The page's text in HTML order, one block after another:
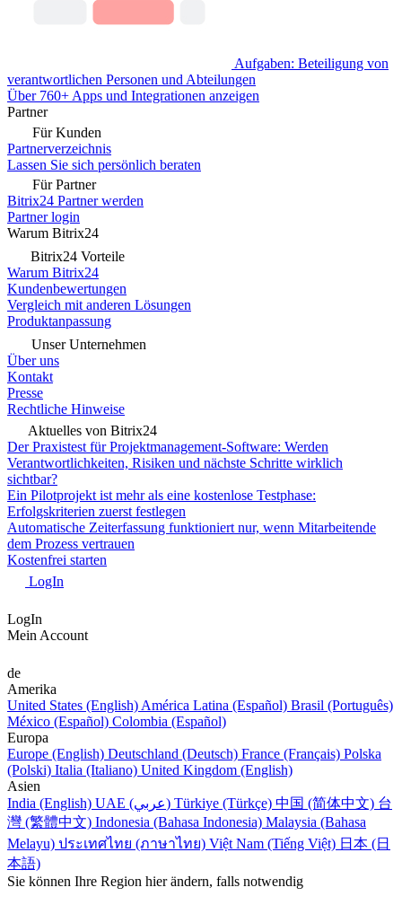
Aufgaben: Beteiligung von
verantwortlichen Personen und Abteilungen
Über 760+ Apps und Integrationen anzeigen
Partner
Für Kunden
Partnerverzeichnis
Lassen Sie sich persönlich beraten
Für Partner
Bitrix24 Partner werden
Partner login
Warum Bitrix24
Bitrix24 Vorteile
Warum Bitrix24
Kundenbewertungen
Vergleich mit anderen Lösungen
Produktanpassung
Unser Unternehmen
Über uns
Kontakt
Presse
Rechtliche Hinweise
Aktuelles von Bitrix24
Der Praxistest für Projektmanagement-Software: Werden
Verantwortlichkeiten, Risiken und nächste Schritte wirklich
sichtbar?
Ein Pilotprojekt ist mehr als eine kostenlose Testphase:
Erfolgskriterien zuerst festlegen
Automatische Zeiterfassung funktioniert nur, wenn Mitarbeitende
dem Prozess vertrauen
Kostenfrei starten
LogIn
LogIn
Mein Account
de
Amerika
United States (English) América Latina (Español) Brasil (Português)
México (Español) Colombia (Español)
Europa
Europe (English) Deutschland (Deutsch) France (Français) Polska
(Polski) Italia (Italiano) United Kingdom (English)
Asien
India (English)
UAE (عربي) Türkiye (Türkçe) 中国 (简体中文) 台
灣 (繁體中文) Indonesia (Bahasa Indonesia) Malaysia (Bahasa
Melayu) ประเทศไทย (ภาษาไทย) Việt Nam (Tiếng Việt) 日本 (日
本語)
Sie können Ihre Region hier ändern, falls notwendig